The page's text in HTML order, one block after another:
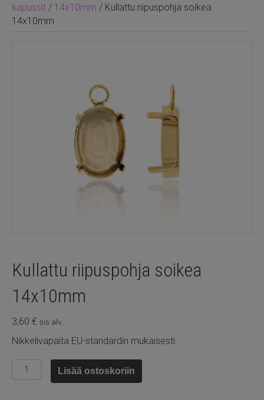
kapussit / 14x10mm / Kullattu riipuspohja soikea
14x10mm
Kullattu riipuspohja soikea
14x10mm
3,60 € sis alv.
Nikkelivapaita EU-standardin mukaisesti.
Kullattu
riipuspohja
Lisää ostoskoriin